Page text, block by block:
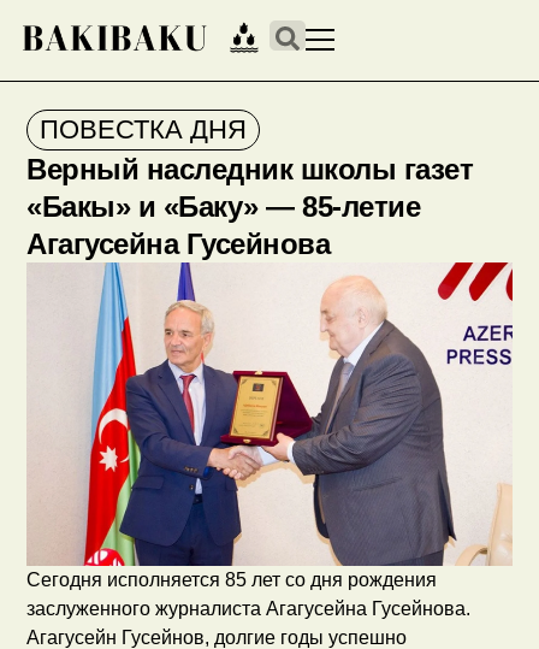
ПОВЕСТКА ДНЯ
Верный наследник школы газет
«Бакы» и «Баку» — 85-летие
Агагусейна Гусейнова
Сегодня исполняется 85 лет со дня рождения
заслуженного журналиста Агагусейна Гусейнова.
Агагусейн Гусейнов, долгие годы успешно